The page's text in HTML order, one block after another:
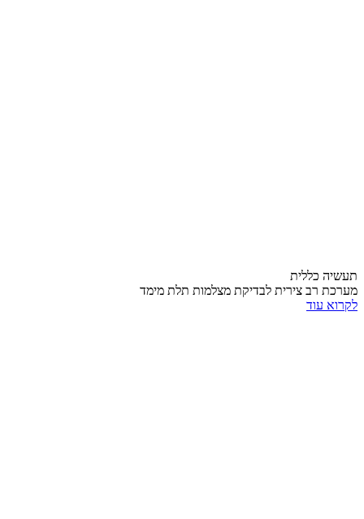
תעשיה כללית
מערכת רב צירית לבדיקת מצלמות תלת מימד
לקרוא עוד